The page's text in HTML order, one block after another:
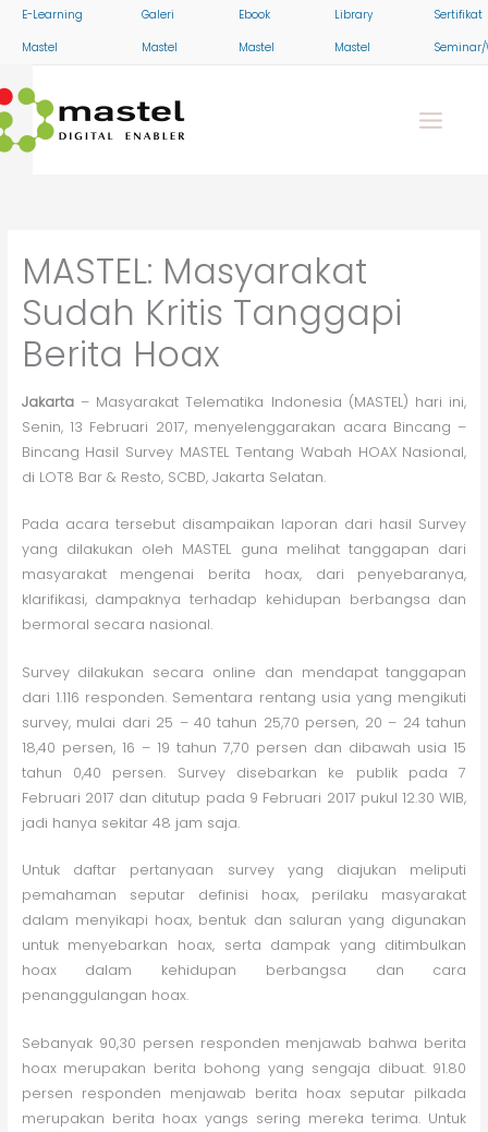
SkipE-Learning
Mastel
Galeri
Mastel
Ebook
Mastel
Library
Mastel
Sertifikat
MASTEL: Masyarakat
Sudah Kritis Tanggapi
Berita Hoax
Jakarta– Masyarakat Telematika Indonesia (MASTEL) hari ini,
Senin, 13 Februari 2017, menyelenggarakan acara Bincang –
Bincang Hasil Survey MASTEL Tentang Wabah HOAX Nasional,
di LOT8 Bar & Resto, SCBD, Jakarta Selatan.
Pada acara tersebut disampaikan laporan dari hasil Survey
yang dilakukan oleh MASTEL guna melihat tanggapan dari
masyarakat mengenai berita hoax, dari penyebaranya,
klarifikasi, dampaknya terhadap kehidupan berbangsa dan
bermoral secara nasional.
Survey dilakukan secara online dan mendapat tanggapan
dari 1.116 responden. Sementara rentang usia yang mengikuti
survey, mulai dari 25 – 40 tahun 25,70 persen, 20 – 24 tahun
18,40 persen, 16 – 19 tahun 7,70 persen dan dibawah usia 15
tahun 0,40 persen. Survey disebarkan ke publik pada 7
Februari 2017 dan ditutup pada 9 Februari 2017 pukul 12.30 WIB,
jadi hanya sekitar 48 jam saja.
Untuk daftar pertanyaan survey yang diajukan meliputi
pemahaman seputar definisi hoax, perilaku masyarakat
dalam menyikapi hoax, bentuk dan saluran yang digunakan
untuk menyebarkan hoax, serta dampak yang ditimbulkan
hoax dalam kehidupan berbangsa dan cara
penanggulangan hoax.
Sebanyak 90,30 persen responden menjawab bahwa berita
hoax merupakan berita bohong yang sengaja dibuat. 91.80
persen responden menjawab berita hoax seputar pilkada
merupakan berita hoax yangs sering mereka terima. Untuk